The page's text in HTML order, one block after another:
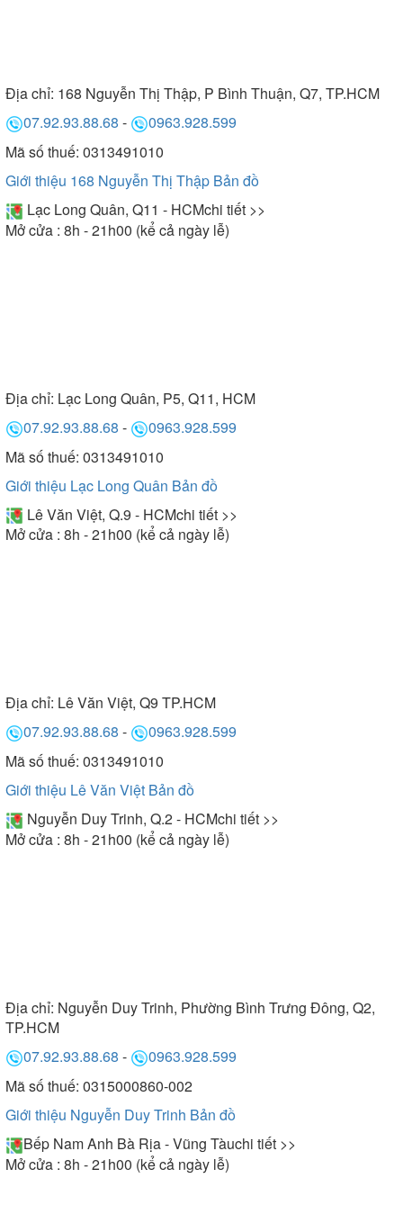
Địa chỉ: 168 Nguyễn Thị Thập, P Bình Thuận, Q7, TP.HCM
07.92.93.88.68 -
0963.928.599
Mã số thuế: 0313491010
Giới thiệu 168 Nguyễn Thị Thập Bản đồ
Lạc Long Quân, Q11 - HCMchi tiết >>
Mở cửa : 8h - 21h00 (kể cả ngày lễ)
Địa chỉ: Lạc Long Quân, P5, Q11, HCM
07.92.93.88.68 -
0963.928.599
Mã số thuế: 0313491010
Giới thiệu Lạc Long Quân Bản đồ
Lê Văn Việt, Q.9 - HCMchi tiết >>
Mở cửa : 8h - 21h00 (kể cả ngày lễ)
Địa chỉ: Lê Văn Việt, Q9 TP.HCM
07.92.93.88.68 -
0963.928.599
Mã số thuế: 0313491010
Giới thiệu Lê Văn Việt Bản đồ
Nguyễn Duy Trinh, Q.2 - HCMchi tiết >>
Mở cửa : 8h - 21h00 (kể cả ngày lễ)
Địa chỉ: Nguyễn Duy Trinh, Phường Bình Trưng Đông, Q2,
TP.HCM
07.92.93.88.68 -
0963.928.599
Mã số thuế: 0315000860-002
Giới thiệu Nguyễn Duy Trinh Bản đồ
Bếp Nam Anh Bà Rịa - Vũng Tàuchi tiết >>
Mở cửa : 8h - 21h00 (kể cả ngày lễ)